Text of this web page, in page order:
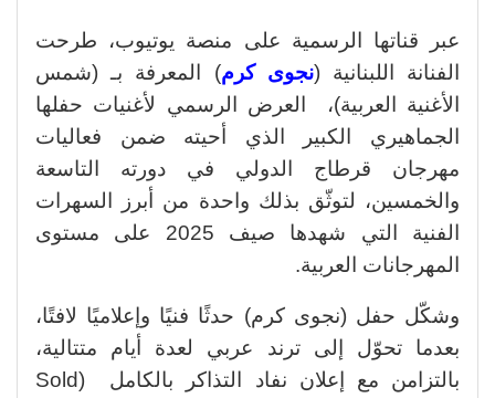
عبر قناتها الرسمية على منصة يوتيوب، طرحت
الفنانة اللبنانية (نجوى كرم) المعرفة بـ (شمس
الأغنية العربية)، العرض الرسمي لأغنيات حفلها
الجماهيري الكبير الذي أحيته ضمن فعاليات
مهرجان قرطاج الدولي في دورته التاسعة
والخمسين، لتوثّق بذلك واحدة من أبرز السهرات
الفنية التي شهدها صيف 2025 على مستوى
المهرجانات العربية.
وشكّل حفل (نجوى كرم) حدثًا فنيًا وإعلاميًا لافتًا،
بعدما تحوّل إلى ترند عربي لعدة أيام متتالية،
بالتزامن مع إعلان نفاد التذاكر بالكامل (Sold